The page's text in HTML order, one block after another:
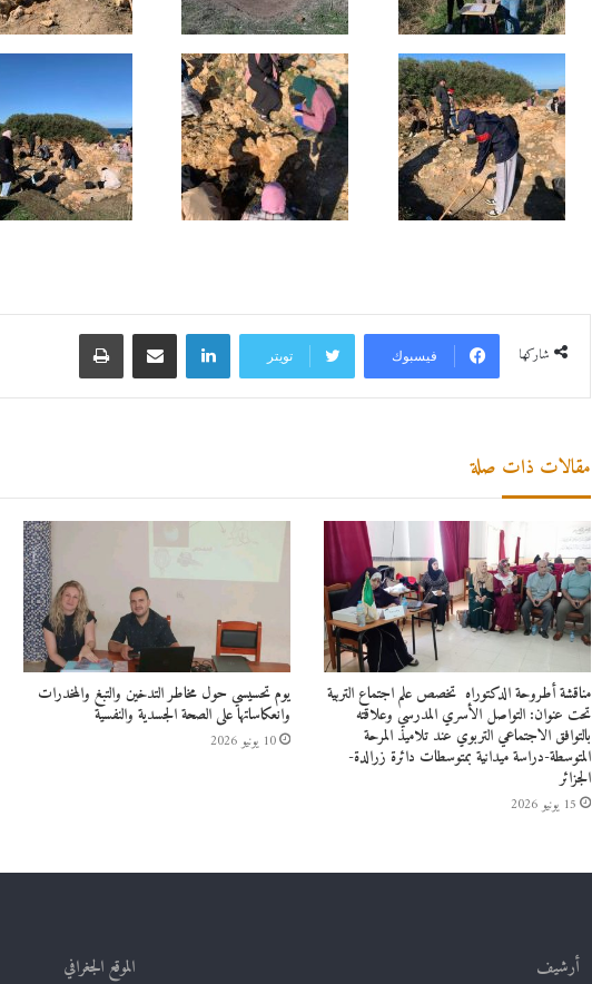
شاركها فيسبوك تويتر
مقالات ذات صلة
مناقشة أطروحة الدكتوراه تخصص علم اجتماع التربية
تحت عنوان: التواصل الأسري المدرسي وعلاقته
بالتوافق الاجتماعي التربوي عند تلاميذ المرحة
المتوسطة-دراسة ميدانية بمتوسطات دائرة زرالدة-
الجزائر
15 يونيو 2026
يوم تحسيسي حول مخاطر التدخين والتبغ والمخدرات
وانعكاساتها على الصحة الجسدية والنفسية
10 يونيو 2026
أرشيف الموقع الجغرافي